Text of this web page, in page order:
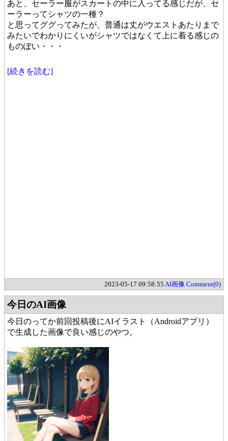
あと、セーラー服がスカートの中に入ってる感じだが、セ
ーラーってシャツの一種？
と思ってググってみたが、普通は丈がウエストあたりまで
みたいでわかりにくいがシャツではなくて上に着る感じの
ものぽい・・・
[続きを読む]
2023-05-17 09:58:55 AI画像 Comment(0)
今日のAI画像
今日のってか前回投稿後にAIイラスト（Androidアプリ）
で生成した画像で良い感じのやつ。